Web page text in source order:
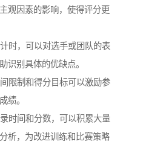
观因素的影响，使得评分更
时，可以对选手或团队的表
识别具体的优缺点。
限制和得分目标可以激励参
绩。
时间和分数，可以积累大量
析，为改进训练和比赛策略